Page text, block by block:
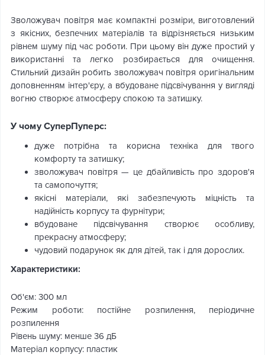
Зволожувач повітря має компактні розміри, виготовлений
з якісних, безпечних матеріалів та відрізняється низьким
рівнем шуму під час роботи. При цьому він дуже простий у
використанні та легко розбирається для очищення.
Стильний дизайн робить зволожувач повітря оригінальним
доповненням інтер'єру, а вбудоване підсвічування у вигляді
вогню створює атмосферу спокою та затишку.
У чому СуперПуперс:
дуже потрібна та корисна техніка для твого
комфорту та затишку;
зволожувач повітря — це дбайливість про здоров'я
та самопочуття;
якісні матеріали, які забезпечують міцність та
надійність корпусу та фурнітури;
вбудоване підсвічування створює особливу,
прекрасну атмосферу;
чудовий подарунок як для дітей, так і для дорослих.
Характеристики:
Об'єм: 300 мл
Режим роботи: постійне розпилення, періодичне
розпилення
Рівень шуму: менше 36 дБ
Матеріал корпусу: пластик